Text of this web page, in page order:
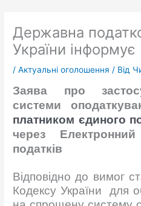
Державна
України інформує
/Актуальні оголошення / Від
Заява про
системи
платником єдиного
через
податків
Відповідно до вимог
Кодексу України для